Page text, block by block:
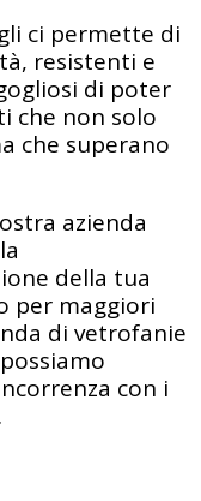
ci permette di
resistenti e
di poter
che non solo
che superano
azienda
della tua
per maggiori
di vetrofanie
con i